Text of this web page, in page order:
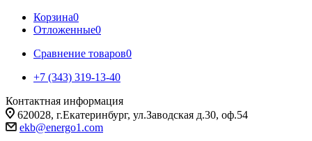
Корзина0
Отложенные0
Сравнение товаров0
+7 (343) 319-13-40
Контактная информация
620028, г.Екатеринбург, ул.Заводская д.30, оф.54
ekb@energo1.com